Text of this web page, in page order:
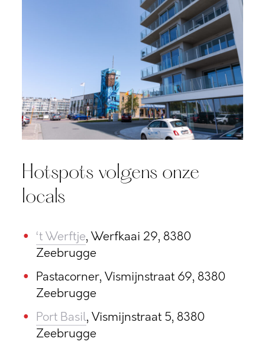
Hotspots volgens onze
locals
‘t Werftje, Werfkaai 29, 8380
Zeebrugge
Pastacorner, Vismijnstraat 69, 8380
Zeebrugge
Port Basil, Vismijnstraat 5, 8380
Zeebrugge